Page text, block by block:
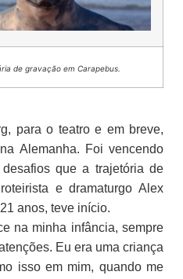
de gravação em Carapebus.
para o teatro e em breve,
Alemanha. Foi vencendo
que a trajetória de
e dramaturgo Alex
anos, teve início.
na minha infância, sempre
Eu era uma criança
isso em mim, quando me